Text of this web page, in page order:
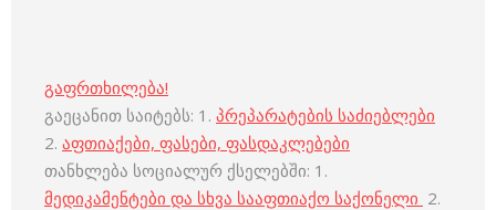
გაფრთხილება!
გაეცანით საიტებს: 1. პრეპარატების საძიებლები
2. აფთიაქები, ფასები, ფასდაკლებები
თანხლება სოციალურ ქსელებში: 1.
მედიკამენტები და სხვა სააფთიაქო საქონელი 2.